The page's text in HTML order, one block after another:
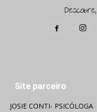
Site parceiro
JOSIE CONTI- PSICÓLOGA